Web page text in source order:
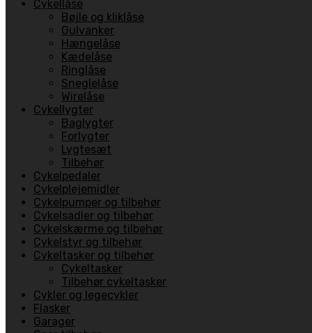
Cykellåse
Bøjle og kliklåse
Gulvanker
Hængelåse
Kædelåse
Ringlåse
Sneglelåse
Wirelåse
Cykellygter
Baglygter
Forlygter
Lygtesæt
Tilbehør
Cykelpedaler
Cykelplejemidler
Cykelpumper og tilbehør
Cykelsadler og tilbehør
Cykelskærme og tilbehør
Cykelstyr og tilbehør
Cykeltasker og tilbehør
Cykeltasker
Tilbehør cykeltasker
Cykler og legecykler
Flasker
Garager